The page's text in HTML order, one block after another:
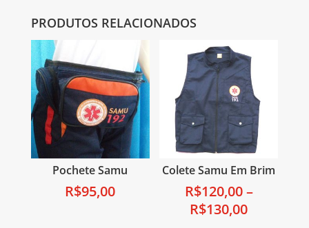
PRODUTOS RELACIONADOS
Pochete Samu
R$95,00
Colete Samu Em Brim
R$120,00–
R$130,00